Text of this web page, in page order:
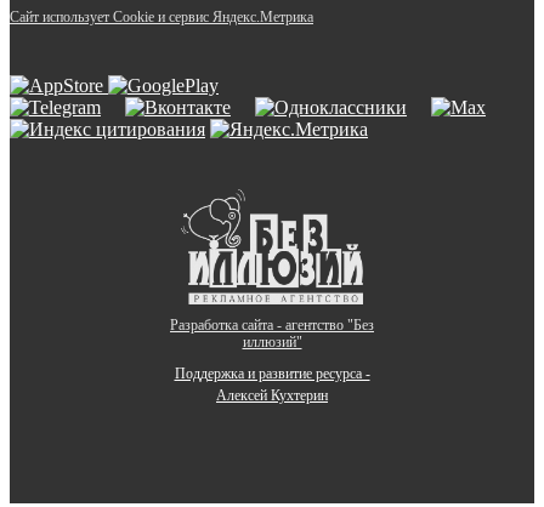
Сайт использует Cookie и сервиc Яндекс.Метрика
Разработка сайта - агентство "Без
иллюзий"
Поддержка и развитие ресурса -
Алексей Кухтерин